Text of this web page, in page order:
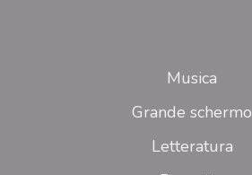
Musica
Grande schermo
Letteratura